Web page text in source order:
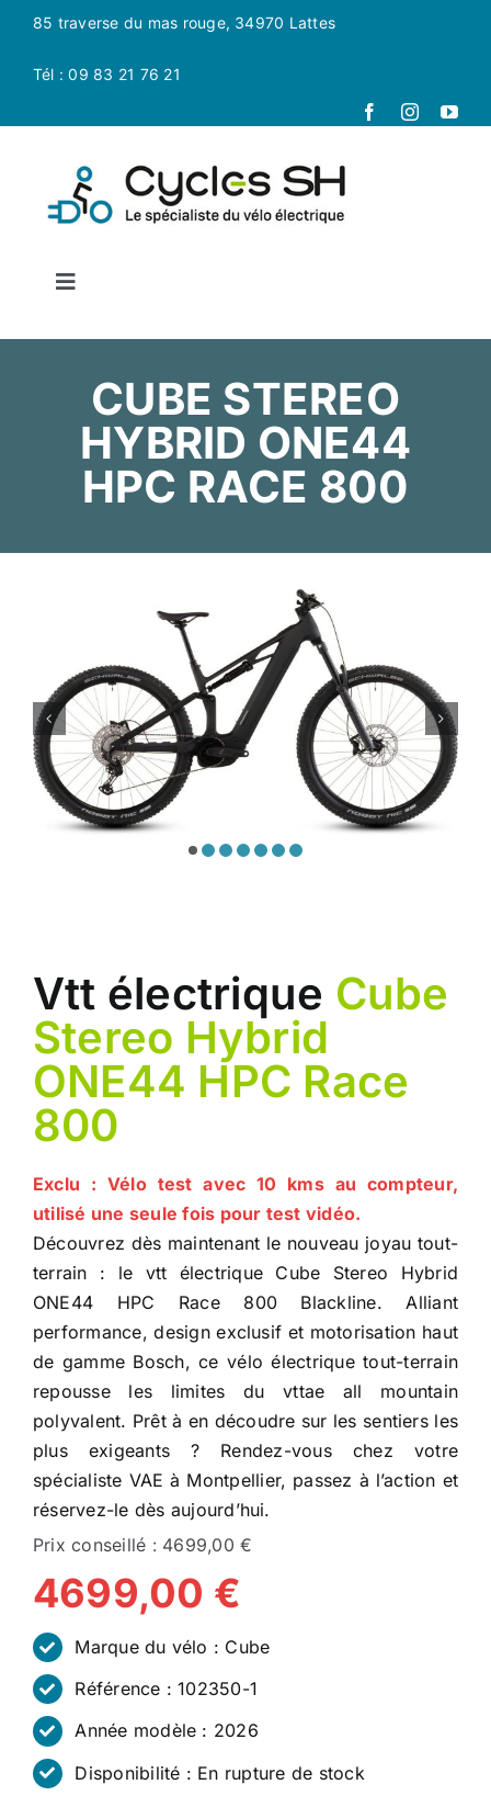
Passer
contenu
85 traverse du mas rouge, 34970 Lattes
Tél : 09 83 21 76 21
Toggle
Accueil
La boutique
Magasin
Atelier
Location
Actus
CUBE STEREO
HYBRID ONE44
HPC RACE 800
Vtt électrique Cube
Stereo Hybrid
ONE44 HPC Race
800
Exclu : Vélo test avec 10 kms au compteur,
utilisé une seule fois pour test vidéo.
Découvrez dès maintenant le nouveau joyau tout-
terrain : le vtt électrique Cube Stereo Hybrid
ONE44 HPC Race 800 Blackline. Alliant
performance, design exclusif et motorisation haut
de gamme Bosch, ce vélo électrique tout-terrain
repousse les limites du vttae all mountain
polyvalent. Prêt à en découdre sur les sentiers les
plus exigeants ? Rendez-vous chez votre
spécialiste VAE à Montpellier, passez à l’action et
réservez-le dès aujourd’hui.
Prix conseillé : 4699,00 €
4699,00 €
Marque du vélo : Cube
Référence : 102350-1
Année modèle : 2026
Disponibilité : En rupture de stock